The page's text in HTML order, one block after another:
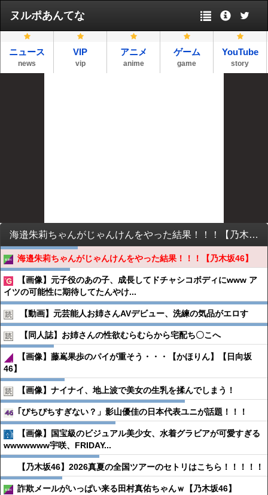
ヌルポあんてな
ニュース
news
VIP
vip
アニメ
anime
ゲーム
game
YouTube
story
海邉朱莉ちゃんがじゃんけんをやった結果！！！【乃木坂46】
海邉朱莉ちゃんがじゃんけんをやった結果！！！【乃木坂46】
【画像】元子役のあの子、成長してドチャシコボディにwww ア
イツの可能性に期待してたんやけ...
【動画】元芸能人お姉さんAVデビュー、洗練の気品がエロす
【同人誌】お姉さんの性欲むらむらから宅配ち〇こへ
【画像】藤嶌果歩のパイが重そう・・・【かほりん】【日向坂
46】
【画像】ナイナイ、地上波で美女の生乳を揉んでしまう！
｢ぴちぴちすぎない？」影山優佳の日本代表ユニが話題！！！
【画像】国宝級のビジュアル美少女、水着グラビアが可愛すぎる
wwwwwww宇咲、FRIDAY...
【乃木坂46】2026真夏の全国ツアーのセトリはこちら！！！！！
詐欺メールがいっぱい来る田村真佑ちゃんｗ【乃木坂46】